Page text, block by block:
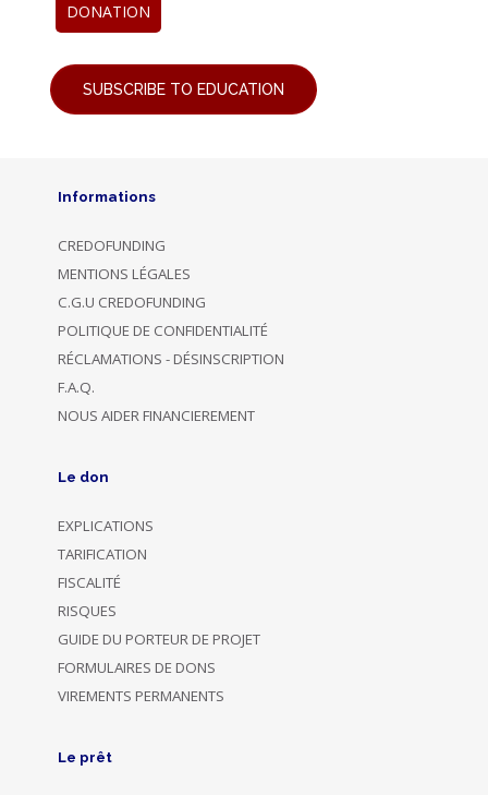
DONATION
SUBSCRIBE TO EDUCATION
Informations
CREDOFUNDING
MENTIONS LÉGALES
C.G.U CREDOFUNDING
POLITIQUE DE CONFIDENTIALITÉ
RÉCLAMATIONS - DÉSINSCRIPTION
F.A.Q.
NOUS AIDER FINANCIEREMENT
Le don
EXPLICATIONS
TARIFICATION
FISCALITÉ
RISQUES
GUIDE DU PORTEUR DE PROJET
FORMULAIRES DE DONS
VIREMENTS PERMANENTS
Le prêt